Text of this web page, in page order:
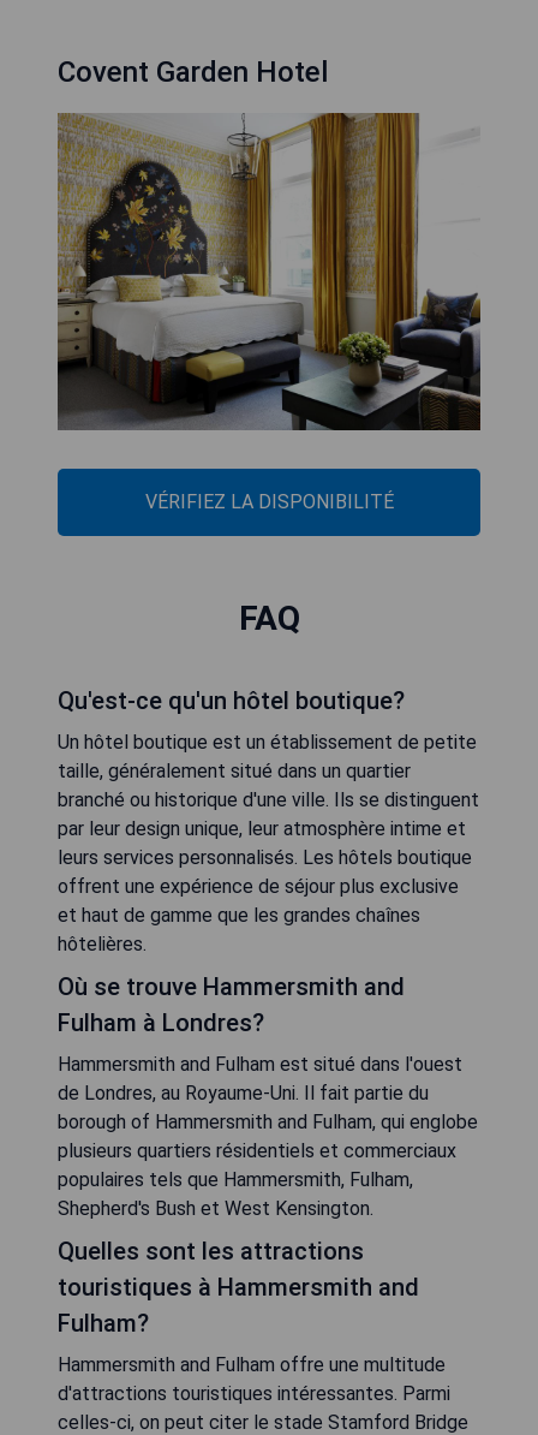
Covent Garden Hotel
VÉRIFIEZ LA DISPONIBILITÉ
FAQ
Qu'est-ce qu'un hôtel boutique?
Un hôtel boutique est un établissement de petite
taille, généralement situé dans un quartier
branché ou historique d'une ville. Ils se distinguent
par leur design unique, leur atmosphère intime et
leurs services personnalisés. Les hôtels boutique
offrent une expérience de séjour plus exclusive
et haut de gamme que les grandes chaînes
hôtelières.
Où se trouve Hammersmith and
Fulham à Londres?
Hammersmith and Fulham est situé dans l'ouest
de Londres, au Royaume-Uni. Il fait partie du
borough of Hammersmith and Fulham, qui englobe
plusieurs quartiers résidentiels et commerciaux
populaires tels que Hammersmith, Fulham,
Shepherd's Bush et West Kensington.
Quelles sont les attractions
touristiques à Hammersmith and
Fulham?
Hammersmith and Fulham offre une multitude
d'attractions touristiques intéressantes. Parmi
celles-ci, on peut citer le stade Stamford Bridge